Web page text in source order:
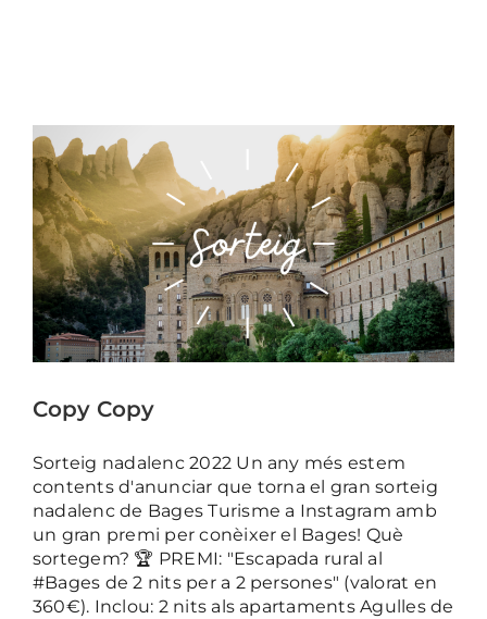
Copy Copy
Sorteig nadalenc 2022 Un any més estem
contents d'anunciar que torna el gran sorteig
nadalenc de Bages Turisme a Instagram amb
un gran premi per conèixer el Bages! Què
sortegem? 🏆 PREMI: "Escapada rural al
#Bages de 2 nits per a 2 persones" (valorat en
360€). Inclou: 2 nits als apartaments Agulles de